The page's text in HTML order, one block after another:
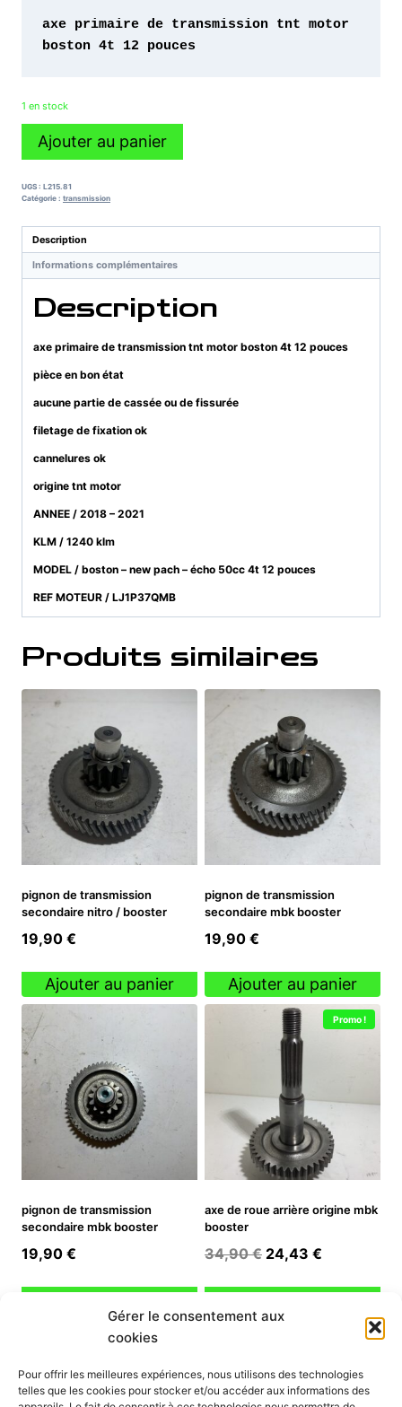
Gérer le consentement aux
cookies
Pour offrir les meilleures expériences, nous utilisons des technologies
telles que les cookies pour stocker et/ou accéder aux informations des
axe primaire de transmission tnt motor
boston 4t 12 pouces
1 en stock
quantité
primaire
de
tnt
motor
boston
pouces
Ajouter au panier
UGS : L215.81
Catégorie : transmission
Description
Informations complémentaires
Description
axe primaire de transmission tnt motor boston 4t 12 pouces
pièce en bon état
aucune partie de cassée ou de fissurée
filetage de fixation ok
cannelures ok
origine tnt motor
ANNEE / 2018 – 2021
KLM / 1240 klm
MODEL / boston – new pach – écho 50cc 4t 12 pouces
REF MOTEUR / LJ1P37QMB
Produits similaires
pignon de transmission
secondaire nitro / booster
19,90 €
Ajouter au panier
pignon de transmission
secondaire mbk booster
19,90 €
Ajouter au panier
pignon de transmission
secondaire mbk booster
19,90 €
Promo !
axe de roue arrière origine mbk
booster
34,90€ Le
initial
était :
24,43 €
actuel
24,43 €.
INFORMATION